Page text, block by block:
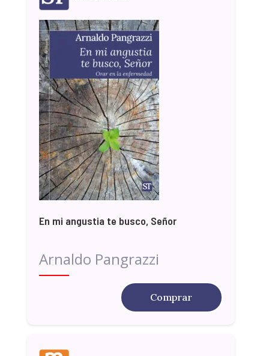
En mi angustia te busco, Señor
Arnaldo Pangrazzi
Comprar